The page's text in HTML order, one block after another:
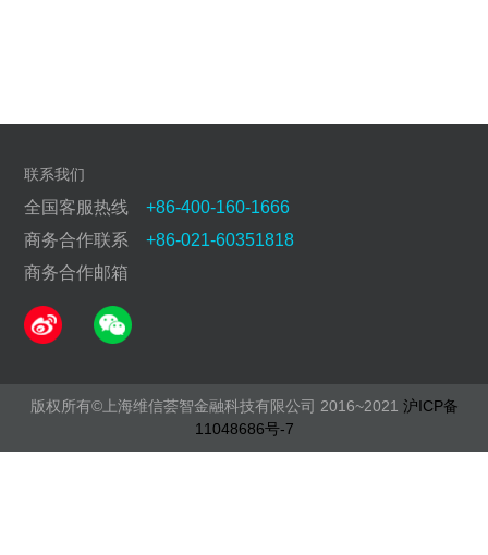
联系我们
全国客服热线
+86-400-160-1666
商务合作联系
+86-021-60351818
商务合作邮箱
版权所有©上海维信荟智金融科技有限公司 2016~2021 沪ICP备
11048686号-7